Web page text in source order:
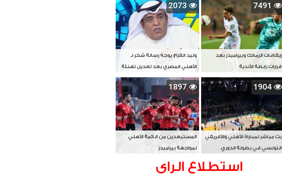
7491
إيقافات الزمالك وبيراميدز بعد
قرارات رابطة الأندية
2073
وليد الفراج يوجه رسالة شكر لـ
الأهلي المصري بعد تعديل تهنئة
بطل آسيا
1904
بث مباشر لمباراة الأهلي والأفريقي
التونسي في بطولة الدوري
1897
المستبعدين من قائمة الأهلي
لمواجهة بيراميدز
استطلاع الراى